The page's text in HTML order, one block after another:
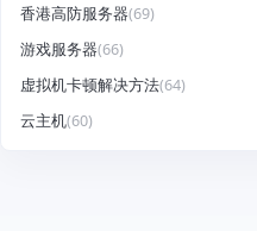
香港高防服务器(69)
游戏服务器(66)
虚拟机卡顿解决方法(64)
云主机(60)